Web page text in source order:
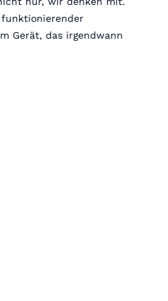
Gerät, das irgendwann